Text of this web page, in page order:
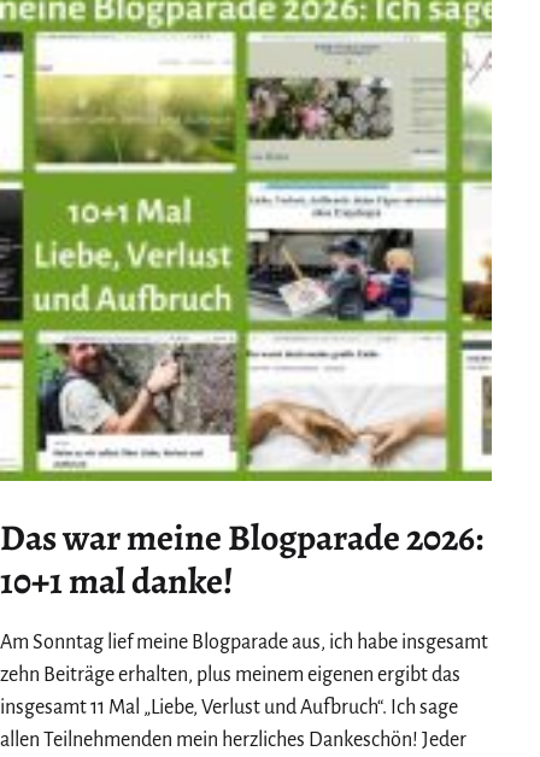
im
2026
Das war meine Blogparade 2026:
10+1 mal danke!
Am Sonntag lief meine Blogparade aus, ich habe insgesamt
zehn Beiträge erhalten, plus meinem eigenen ergibt das
insgesamt 11 Mal „Liebe, Verlust und Aufbruch“. Ich sage
allen Teilnehmenden mein herzliches Dankeschön! Jeder